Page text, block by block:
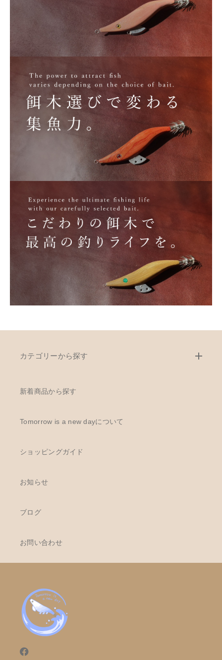
カテゴリーから探す
新着商品から探す
Tomorrow is a new dayについて
ショッピングガイド
お知らせ
ブログ
お問い合わせ